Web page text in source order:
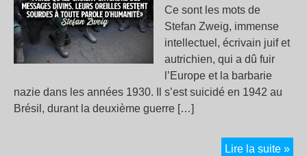
Ce sont les mots de
Stefan Zweig, immense
intellectuel, écrivain juif et
autrichien, qui a dû fuir
l’Europe et la barbarie
nazie dans les années 1930. Il s’est suicidé en 1942 au
Brésil, durant la deuxième guerre […]
Lire la suite »Un